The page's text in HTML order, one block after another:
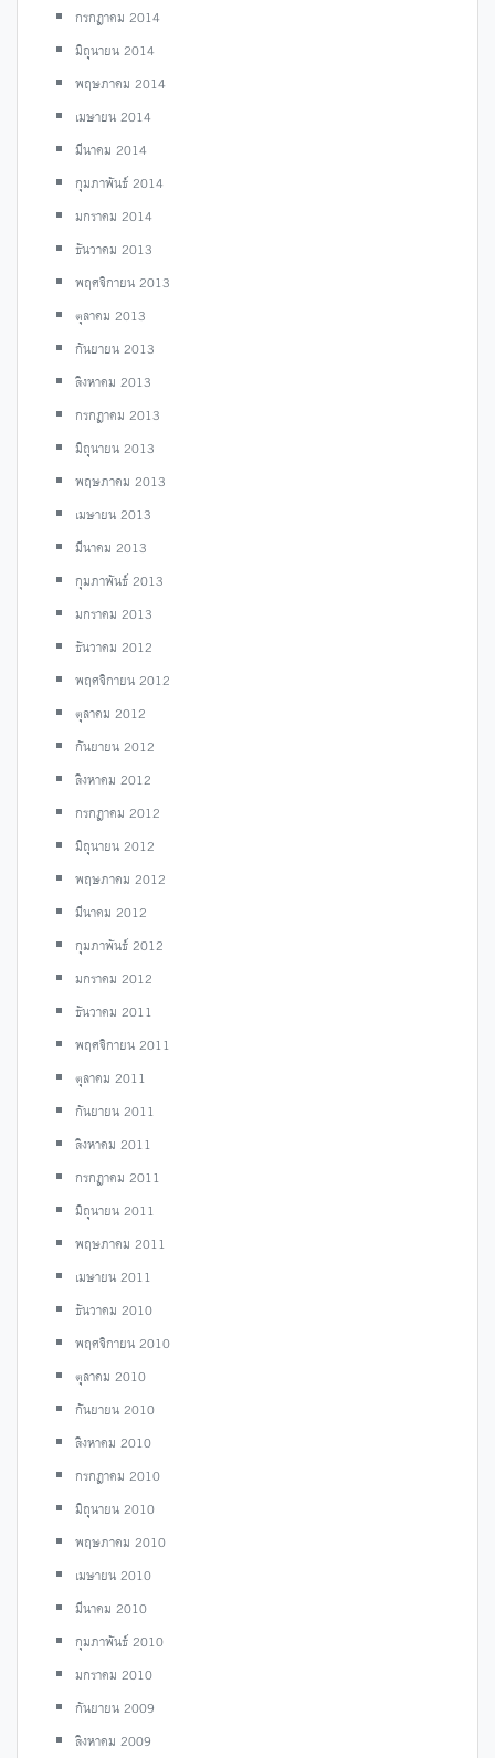
กรกฎาคม 2014
มิถุนายน 2014
พฤษภาคม 2014
เมษายน 2014
มีนาคม 2014
กุมภาพันธ์ 2014
มกราคม 2014
ธันวาคม 2013
พฤศจิกายน 2013
ตุลาคม 2013
กันยายน 2013
สิงหาคม 2013
กรกฎาคม 2013
มิถุนายน 2013
พฤษภาคม 2013
เมษายน 2013
มีนาคม 2013
กุมภาพันธ์ 2013
มกราคม 2013
ธันวาคม 2012
พฤศจิกายน 2012
ตุลาคม 2012
กันยายน 2012
สิงหาคม 2012
กรกฎาคม 2012
มิถุนายน 2012
พฤษภาคม 2012
มีนาคม 2012
กุมภาพันธ์ 2012
มกราคม 2012
ธันวาคม 2011
พฤศจิกายน 2011
ตุลาคม 2011
กันยายน 2011
สิงหาคม 2011
กรกฎาคม 2011
มิถุนายน 2011
พฤษภาคม 2011
เมษายน 2011
ธันวาคม 2010
พฤศจิกายน 2010
ตุลาคม 2010
กันยายน 2010
สิงหาคม 2010
กรกฎาคม 2010
มิถุนายน 2010
พฤษภาคม 2010
เมษายน 2010
มีนาคม 2010
กุมภาพันธ์ 2010
มกราคม 2010
กันยายน 2009
สิงหาคม 2009